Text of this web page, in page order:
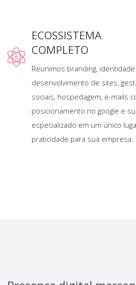
ECOSSISTEMA
COMPLETO
Reunimos branding, identidade
desenvolvimento de sites,
sociais, hospedagem, e-mails
posicionamento no google e
especializado em um único
praticidade para sua empresa.